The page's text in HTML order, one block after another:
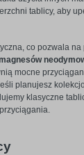
tablicy, aby
co pozwala na
mocne
planujesz
klasyczne